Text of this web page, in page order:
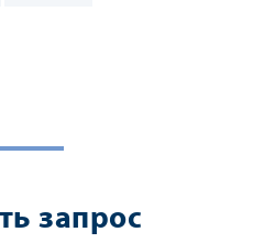
запрос